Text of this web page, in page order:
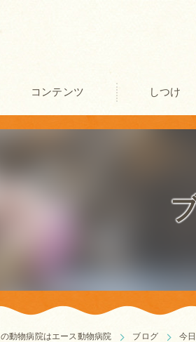
物病院の口コミ情報
物病院の評判
物病院のお客様の声
コンテンツ しつけ
動物病院はエース動物病院 ブログ 今